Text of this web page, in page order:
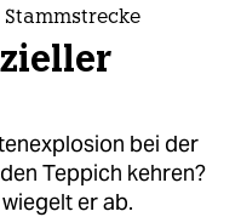
bei der
Teppich kehren?
er ab​.